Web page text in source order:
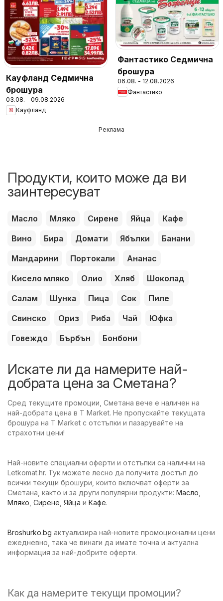
Кауфланд Седмична
брошура
03.08. - 09.08.2026
Кауфланд
Фантастико Седмична
брошура
06.08. - 12.08.2026
Фантастико
Реклама
Продукти, които може да ви
заинтересуват
Масло Мляко Сирене Яйца
Кафе
Вино
Бира Домати Ябълки
Банани
Мандарини
Портокали
Ананас
Кисело мляко
Олио Хляб
Шоколад
Салам
Шунка Пица Сок
Пиле
Свинско
Ориз Риба Чай
Юфка
Говеждо
Бърбън Бонбони
Искате ли да намерите най-
добрата цена за Сметана?
Сред текущите промоции, Сметана вече е наличен на
най-добрата цена в T Market. Не пропускайте текущата
брошура на T Market с отстъпки и пазарувайте на
страхотни цени!
Най-новите специални оферти и отстъпки са налични на
Letkomat.hr. Тук можете лесно да получите достъп до
всички текущи брошури, които включват оферти за
Сметана, както и за други популярни продукти: Масло
Мляко Сирене Яйца и Кафе.
Broshurko.bg актуализира най-новите промоционални цени
ежедневно, така че винаги да имате точна и актуална
информация за най-добрите оферти.
Как да намерите текущи промоции?